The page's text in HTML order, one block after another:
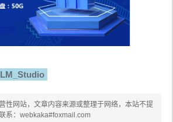
LM_Studio
性网站，文章内容来源或整理于网络，本站不提
系：webkaka#foxmail.com